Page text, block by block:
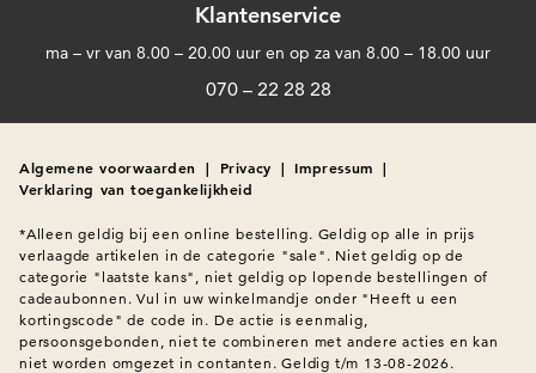
Klantenservice
ma – vr van 8.00 – 20.00 uur en op za van 8.00 – 18.00 uur
070 – 22 28 28
Algemene voorwaarden | Privacy | Impressum |
Verklaring van toegankelijkheid
*Alleen geldig bij een online bestelling. Geldig op alle in prijs
verlaagde artikelen in de categorie "sale". Niet geldig op de
categorie "laatste kans", niet geldig op lopende bestellingen of
cadeaubonnen. Vul in uw winkelmandje onder "Heeft u een
kortingscode" de code in. De actie is eenmalig,
persoonsgebonden, niet te combineren met andere acties en kan
niet worden omgezet in contanten. Geldig t/m 13-08-2026.